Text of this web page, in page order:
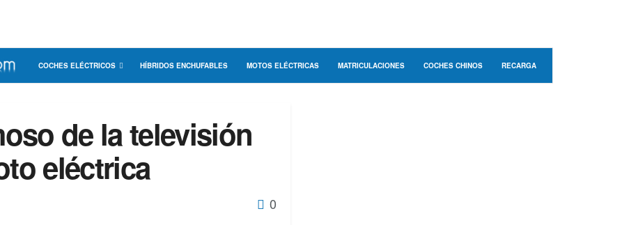
COCHES ELÉCTRICOS HÍBRIDOS ENCHUFABLES MOTOS ELÉCTRICAS MATRICULACIONES COCHES CHINOS RECARGA
de la televisión
eléctrica
0